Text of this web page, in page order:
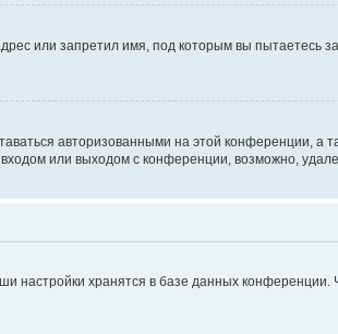
или запретил имя, под которым вы пытаетесь
авторизованными на этой конференции,
или выходом с конференции, возможно,
настройки хранятся в базе данных